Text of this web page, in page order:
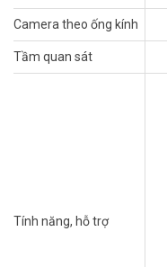
Việc lắp đặt và sử
Kết nối mạng, cấu hình
tự làm được chỉ trong vài
Hoàng Telecom hỗ trợ lắp
DS-
giữa công nghệ hình ảnh
mang lại sự an tâm tuyệt
và đêm. Liên hệ ngay với
phí, lắp đặt tối ưu cho sản
Thông số kỹ
Smart Hybird
Camera theo ống kính
Tầm quan sát
Tính năng, hỗ trợ